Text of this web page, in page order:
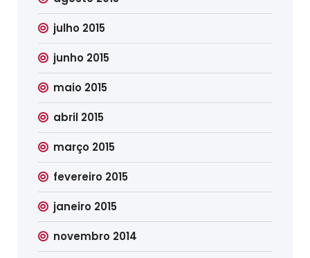
julho 2015
junho 2015
maio 2015
abril 2015
março 2015
fevereiro 2015
janeiro 2015
novembro 2014